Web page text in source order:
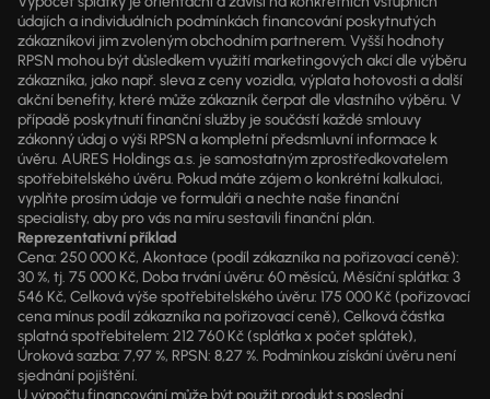
údajích a individuálních podmínkách financování poskytnutých
zákazníkovi jim zvoleným obchodním partnerem. Vyšší hodnoty
RPSN mohou být důsledkem využití marketingových akcí dle výběru
zákazníka, jako např. sleva z ceny vozidla, výplata hotovosti a další
akční benefity, které může zákazník čerpat dle vlastního výběru. V
případě poskytnutí finanční služby je součástí každé smlouvy
zákonný údaj o výši RPSN a kompletní předsmluvní informace k
úvěru. AURES Holdings a.s. je samostatným zprostředkovatelem
spotřebitelského úvěru. Pokud máte zájem o konkrétní kalkulaci,
vyplňte prosím údaje ve formuláři a nechte naše finanční
specialisty, aby pro vás na míru sestavili finanční plán.
Reprezentativní příklad
Cena: 250 000 Kč, Akontace (podíl zákazníka na pořizovací ceně):
30 %, tj. 75 000 Kč, Doba trvání úvěru: 60 měsíců, Měsíční splátka: 3
546 Kč, Celková výše spotřebitelského úvěru: 175 000 Kč (pořizovací
cena mínus podíl zákazníka na pořizovací ceně), Celková částka
splatná spotřebitelem: 212 760 Kč (splátka x počet splátek),
Úroková sazba: 7,97 %, RPSN: 8,27 %. Podmínkou získání úvěru není
sjednání pojištění.
U výpočtu financování může být použit produkt s poslední